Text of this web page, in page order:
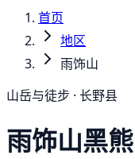
首页
地区
雨饰山
山岳与徒步 · 长野县
雨饰山黑熊